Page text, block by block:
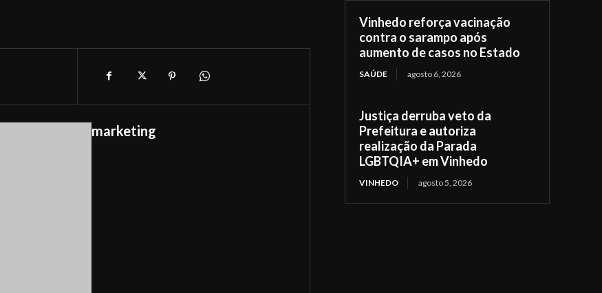
marketing
Vinhedo reforça vacinação
contra o sarampo após
aumento de casos no Estado
SAÚDE agosto 6, 2026
Justiça derruba veto da
Prefeitura e autoriza
realização da Parada
LGBTQIA+ em Vinhedo
VINHEDO agosto 5, 2026